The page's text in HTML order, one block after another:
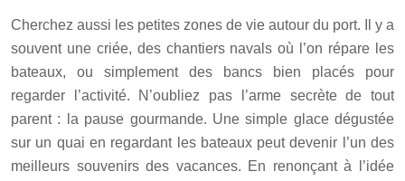
Cherchez aussi les petites zones de vie autour du port. Il y a
souvent une criée, des chantiers navals où l’on répare les
bateaux, ou simplement des bancs bien placés pour
regarder l’activité. N’oubliez pas l’arme secrète de tout
parent : la pause gourmande. Une simple glace dégustée
sur un quai en regardant les bateaux peut devenir l’un des
meilleurs souvenirs des vacances. En renonçant à l’idée